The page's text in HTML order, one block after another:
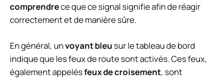
comprendrece que ce signal signifie afin de réagir
correctement et de manière sûre.
En général, unvoyant bleusur le tableau de bord
indique que les feux de route sont activés. Ces feux,
également appelésfeux de croisement, sont